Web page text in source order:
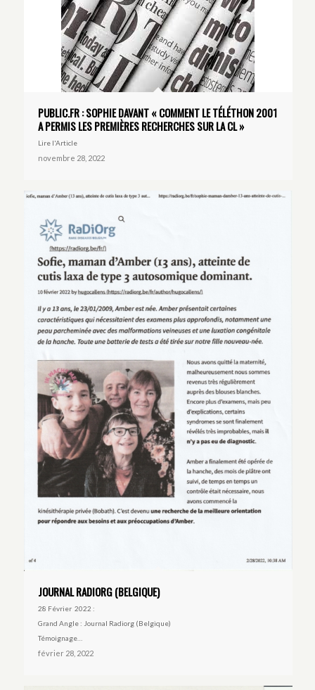
PUBLIC.FR : SOPHIE DAVANT « COMMENT LE TÉLÉTHON 2001
A PERMIS LES PREMIÈRES RECHERCHES SUR LA CL »
Lire l'Article
novembre 28, 2022
JOURNAL RADIORG (BELGIQUE)
28 Février 2022 :
Grand Angle : Journal Radiorg (Belgique)
Témoignage…
février 28, 2022